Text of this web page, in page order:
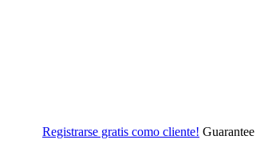
Registrarse gratis como cliente! Guarantee